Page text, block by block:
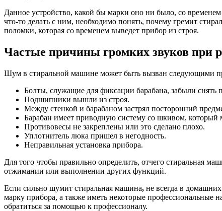
Данное устройство, какой бы марки оно ни было, со
что-то делать с ним, необходимо понять, почему гремит
поломки, которая со временем выведет прибор из строя.
Частые причины громких звуков при
Шум в стиральной машине может быть вызван следующими
Болты, служащие для фиксации барабана, забыли снять
Подшипники вышли из строя.
Между стенкой и барабаном застрял посторонний
Барабан имеет приводную систему со шкивом, который
Противовесы не закреплены или это сделано плохо.
Уплотнитель люка пришел в негодность.
Неправильная установка прибора.
Для того чтобы правильно определить, отчего стиральная
отжимании или выполнении других функций.
Если сильно шумит стиральная машина, не всегда в
марку прибора, а также иметь некоторые профессиональные
обратиться за помощью к профессионалу.